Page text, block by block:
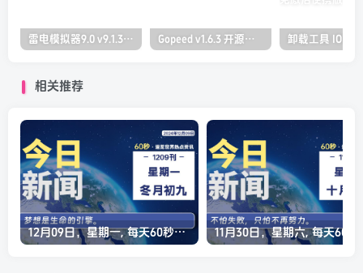
雷电模拟器9.0 v9.1.30.0 去广告纯净版 Gopeed v1.6.3 开源下载器 支持全平台
相关推荐
12月09日，星期一, 每天60秒读懂全世界！